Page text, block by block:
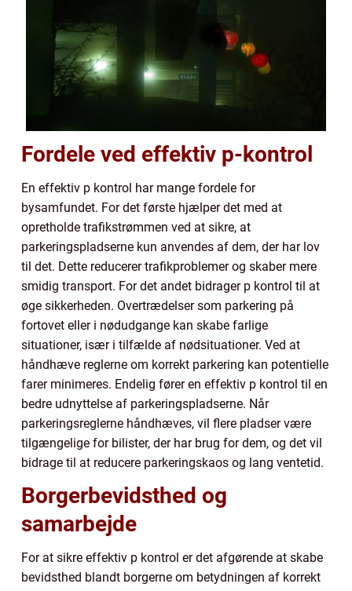
Fordele ved effektiv p-kontrol
En effektiv p kontrol har mange fordele for
bysamfundet. For det første hjælper det med at
opretholde trafikstrømmen ved at sikre, at
parkeringspladserne kun anvendes af dem, der har lov
til det. Dette reducerer trafikproblemer og skaber mere
smidig transport. For det andet bidrager p kontrol til at
øge sikkerheden. Overtrædelser som parkering på
fortovet eller i nødudgange kan skabe farlige
situationer, især i tilfælde af nødsituationer. Ved at
håndhæve reglerne om korrekt parkering kan potentielle
farer minimeres. Endelig fører en effektiv p kontrol til en
bedre udnyttelse af parkeringspladserne. Når
parkeringsreglerne håndhæves, vil flere pladser være
tilgængelige for bilister, der har brug for dem, og det vil
bidrage til at reducere parkeringskaos og lang ventetid.
Borgerbevidsthed og
samarbejde
For at sikre effektiv p kontrol er det afgørende at skabe
bevidsthed blandt borgerne om betydningen af korrekt